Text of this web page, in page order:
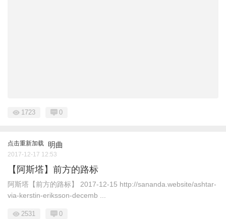
1723 0
点击重新加载 明曲
2017-12-17 12:53
【阿斯塔】前方的路标
阿斯塔【前方的路标】 2017-12-15 http://sananda.website/ashtar-
via-kerstin-eriksson-decemb ...
2531 0